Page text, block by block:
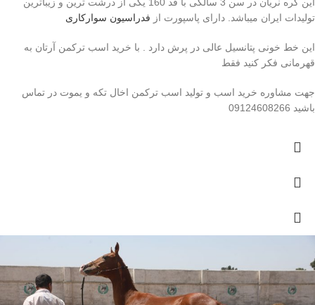
تولیدات ایران میباشد. دارای پاسپورت از فدراسیون سوارکاری
این خط خونی پتانسیل عالی در پرش دارد . با خرید اسب ترکمن آرتان به
قهرمانی فکر کنید فقط
جهت مشاوره خرید اسب و تولید اسب ترکمن اخال تکه و یموت در تماس
باشید 09124608266